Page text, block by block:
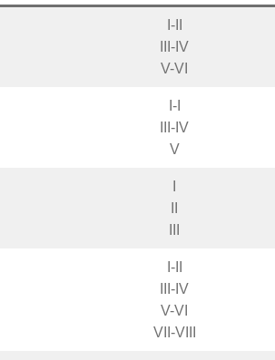
I-II
III-IV
V-VI
I-I
III-IV
V
I-II
III-IV
V-VI
VII-VIII